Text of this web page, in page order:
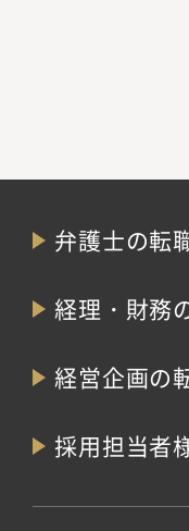
弁護士の転
経理・財務
経営企画の
採用担当者